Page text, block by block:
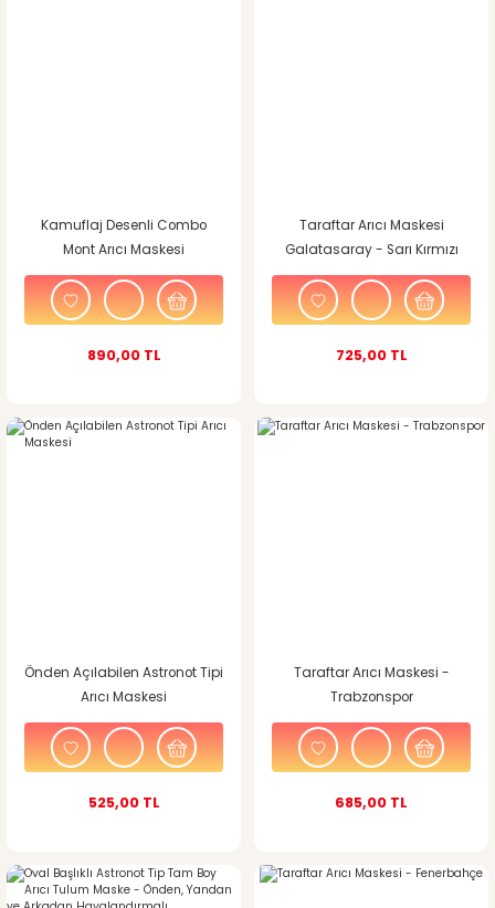
Kamuflaj Desenli Combo
Mont Arıcı Maskesi
890,00 TL
Taraftar Arıcı Maskesi
Galatasaray - Sarı Kırmızı
725,00 TL
Önden Açılabilen Astronot Tipi
Arıcı Maskesi
525,00 TL
Taraftar Arıcı Maskesi -
Trabzonspor
685,00 TL